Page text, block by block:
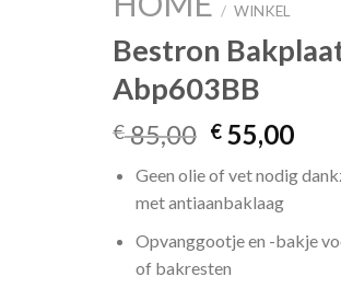
/ WINKEL
Bestron
Abp603BB
€85,00
prijs
was:
€ 85,00.
€ 55,00
is:
Geen olie of vet nodig
met antiaanbaklaag
Opvanggootje en -bakje
of bakresten